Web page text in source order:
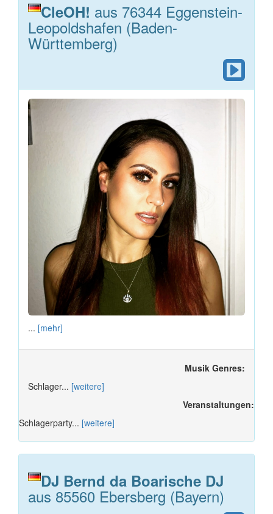
CleOH! aus 76344 Eggenstein-
Leopoldshafen (Baden-
Württemberg)
... [mehr]
Musik Genres:
Schlager... [weitere]
Veranstaltungen:
Schlagerparty... [weitere]
DJ Bernd da Boarische DJ
aus 85560 Ebersberg (Bayern)